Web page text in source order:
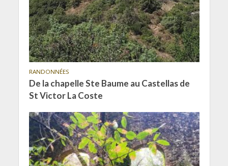
RANDONNÉES
De la chapelle Ste Baume au Castellas de
St Victor La Coste